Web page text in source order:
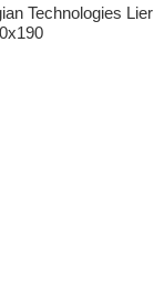
Technologies Lier